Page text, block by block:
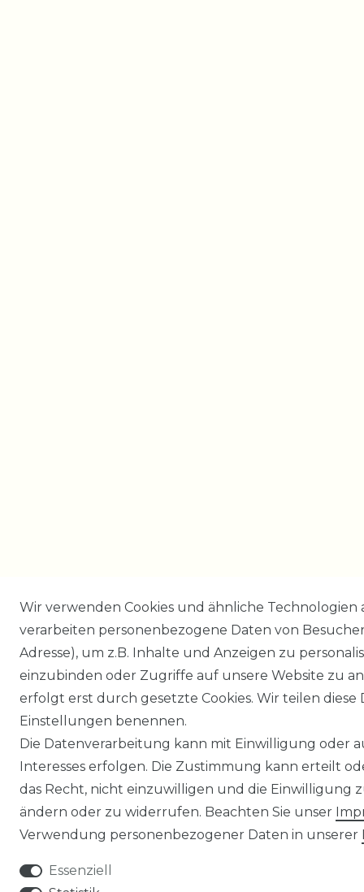
Wir verwenden Cookies und ähnliche
verarbeiten personenbezogene Daten von
Adresse), um z.B. Inhalte und Anzeigen zu
einzubinden oder Zugriffe auf unsere Website zu
erfolgt erst durch gesetzte Cookies. Wir teilen
Einstellungen benennen.
Die Datenverarbeitung kann mit Einwilligung oder
Interesses erfolgen. Die Zustimmung kann erteilt
das Recht, nicht einzuwilligen und die Einwilligung
ändern oder zu widerrufen. Beachten Sie unser
Verwendung personenbezogener Daten in unserer
Essenziell